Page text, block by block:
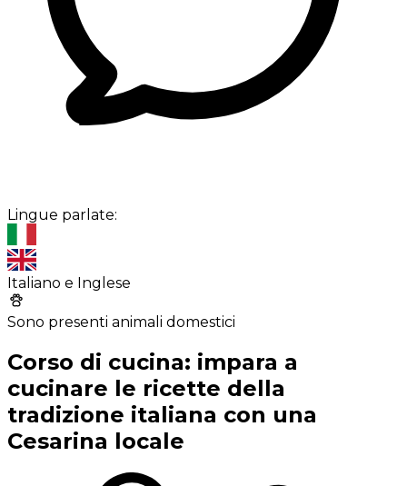
Lingue parlate:
Italiano e Inglese
Sono presenti animali domestici
Corso di cucina: impara a
cucinare le ricette della
tradizione italiana con una
Cesarina locale